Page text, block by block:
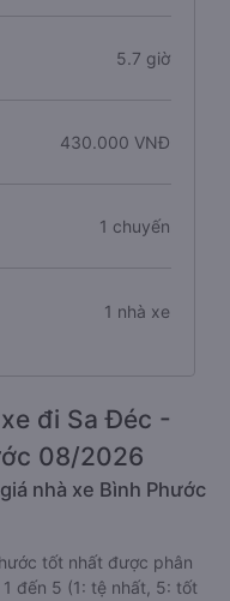
5.7 giờ
430.000 VNĐ
1 chuyến
1 nhà xe
đi Sa Đéc -
08/2026
nhà xe Bình Phước
tốt nhất được phân
đến 5 (1: tệ nhất, 5: tốt